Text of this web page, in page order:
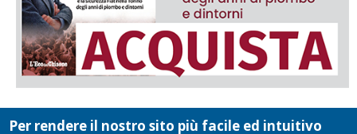
Per rendere il nostro sito più facile ed intuitivo